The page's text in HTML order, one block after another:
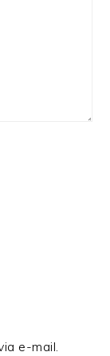
e-mail.